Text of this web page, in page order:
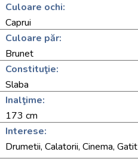
Culoare ochi:
Caprui
Culoare păr:
Brunet
Constituţie:
Slaba
Inalţime:
173 cm
Interese:
Drumetii, Calatorii, Cinema, Gatit